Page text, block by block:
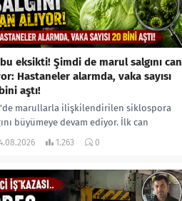
eksikti! Şimdi de marul salgını can
Hastaneler alarmda, vaka sayısı
aştı!
marullarla ilişkilendirilen siklospora
büyümeye devam ediyor. İlk can
yaşandığı salgında vaka sayısının
1.263 0